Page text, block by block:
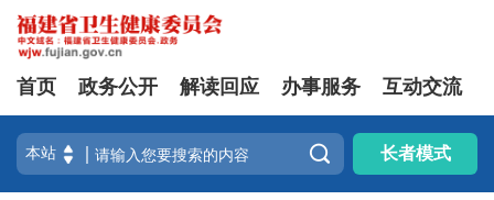
首页 政务公开 解读回应 办事服务 互动交流
 长者模式